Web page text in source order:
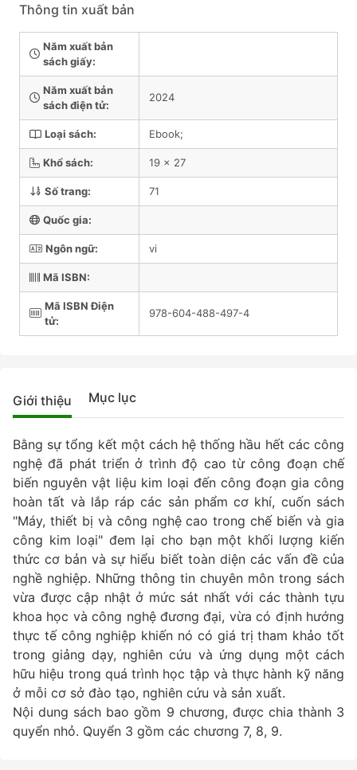
Thông tin xuất bản
Năm xuất bản
sách giấy:
Năm xuất bản
sách điện tử:
2024
Loại sách: Ebook;
Khổ sách: 19 x 27
Số trang: 71
Quốc gia:
Ngôn ngữ: vi
Mã ISBN:
Mã ISBN Điện
tử:
978-604-488-497-4
Giới thiệu Mục lục
Bằng sự tổng kết một cách hệ thống hầu hết các công
nghệ đã phát triển ở trình độ cao từ công đoạn chế
biến nguyên vật liệu kim loại đến công đoạn gia công
hoàn tất và lắp ráp các sản phẩm cơ khí, cuốn sách
"Máy, thiết bị và công nghệ cao trong chế biến và gia
công kim loại" đem lại cho bạn một khối lượng kiến
thức cơ bản và sự hiểu biết toàn diện các vấn đề của
nghề nghiệp. Những thông tin chuyên môn trong sách
vừa được cập nhật ở mức sát nhất với các thành tựu
khoa học và công nghệ đương đại, vừa có định hướng
thực tế công nghiệp khiến nó có giá trị tham khảo tốt
trong giảng dạy, nghiên cứu và ứng dụng một cách
hữu hiệu trong quá trình học tập và thực hành kỹ năng
ở mỗi cơ sở đào tạo, nghiên cứu và sản xuất.
Nội dung sách bao gồm 9 chương, được chia thành 3
quyển nhỏ. Quyển 3 gồm các chương 7, 8, 9.